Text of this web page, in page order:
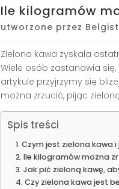
Ile kilogramów
utworzone przez
Zielona kawa zyskała
Wiele osób zastanawia
artykule przyjrzymy się
można zrzucić, pijąc
Spis treści
Czym jest zielona kawa
Ile kilogramów można
Jak pić zieloną kawę,
Czy zielona kawa jest